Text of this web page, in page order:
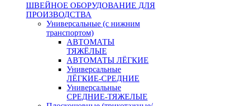
ШВЕЙНОЕ ОБОРУДОВАНИЕ ДЛЯ
ПРОИЗВОДСТВА
Универсальные (с нижним
транспортом)
АВТОМАТЫ
ТЯЖЁЛЫЕ
АВТОМАТЫ ЛЁГКИЕ
Универсальные
ЛЁГКИЕ-СРЕДНИЕ
Универсальные
СРЕДНИЕ-ТЯЖЕЛЫЕ